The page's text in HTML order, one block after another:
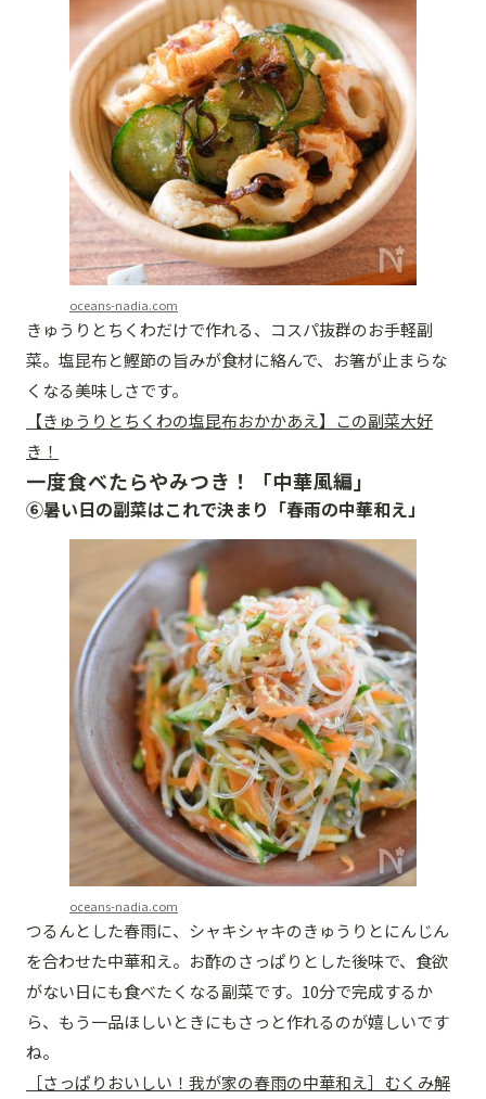
oceans-nadia.com
きゅうりとちくわだけで作れる、コスパ抜群のお手軽副
菜。塩昆布と鰹節の旨みが食材に絡んで、お箸が止まらな
くなる美味しさです。
【きゅうりとちくわの塩昆布おかかあえ】この副菜大好
き！
一度食べたらやみつき！「中華風編」
⑥暑い日の副菜はこれで決まり「春雨の中華和え」
oceans-nadia.com
つるんとした春雨に、シャキシャキのきゅうりとにんじん
を合わせた中華和え。お酢のさっぱりとした後味で、食欲
がない日にも食べたくなる副菜です。10分で完成するか
ら、もう一品ほしいときにもさっと作れるのが嬉しいです
ね。
［さっぱりおいしい！我が家の春雨の中華和え］むくみ解